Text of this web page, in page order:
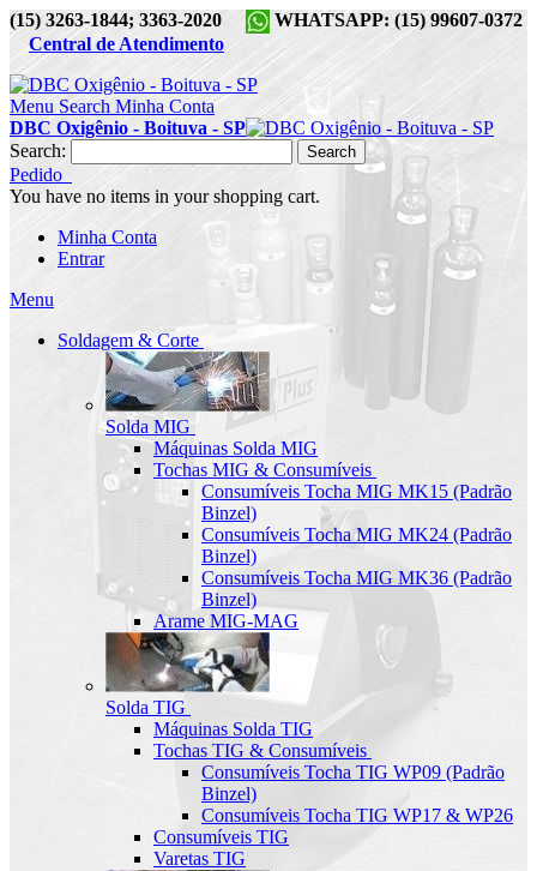
(15) 3263-1844; 3363-2020
WHATSAPP: (15) 99607-0372
Central de Atendimento
Menu Search Minha Conta
DBC Oxigênio - Boituva - SP
Search:
Search
Pedido
You have no items in your shopping cart.
Minha Conta
Entrar
Menu
Soldagem & Corte
Solda MIG
Máquinas Solda MIG
Tochas MIG & Consumíveis
Consumíveis Tocha MIG MK15 (Padrão
Binzel)
Consumíveis Tocha MIG MK24 (Padrão
Binzel)
Consumíveis Tocha MIG MK36 (Padrão
Binzel)
Arame MIG-MAG
Solda TIG
Máquinas Solda TIG
Tochas TIG & Consumíveis
Consumíveis Tocha TIG WP09 (Padrão
Binzel)
Consumíveis Tocha TIG WP17 & WP26
Consumíveis TIG
Varetas TIG